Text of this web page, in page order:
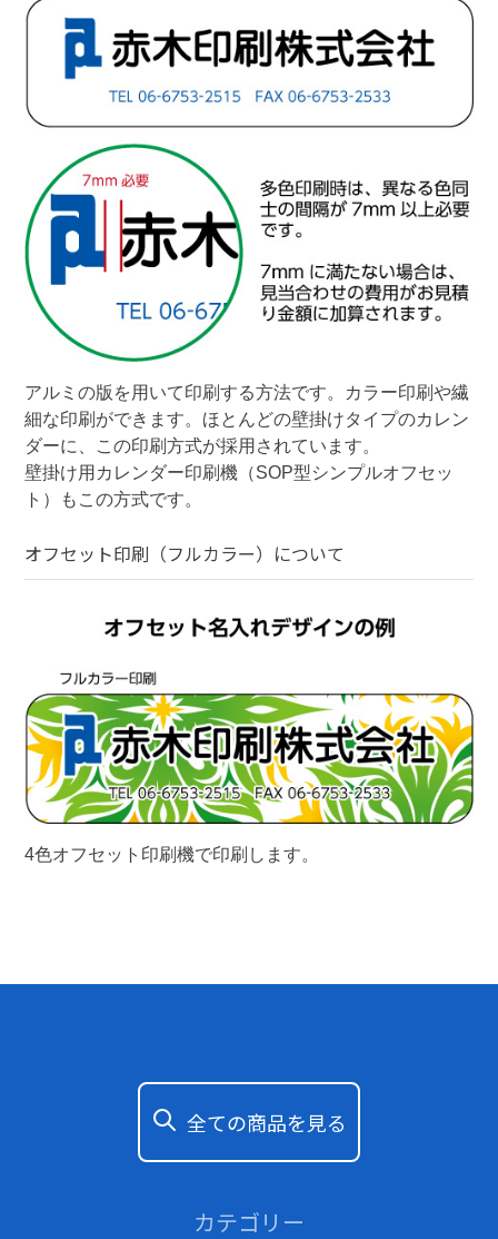
アルミの版を用いて印刷する方法です。カラー印刷や繊
細な印刷ができます。ほとんどの壁掛けタイプのカレン
ダーに、この印刷方式が採用されています。
壁掛け用カレンダー印刷機（SOP型シンプルオフセッ
ト）もこの方式です。
オフセット印刷（フルカラー） について
4色オフセット印刷機で印刷します。
全ての商品を見る
カテゴリー